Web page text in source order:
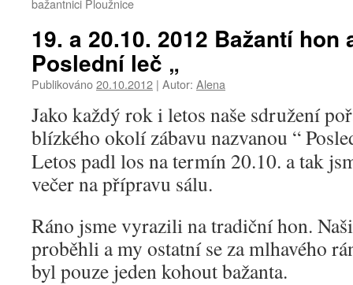
bažantnici Ploužnice
19. a 20.10. 2012 Bažantí hon
Poslední leč „
Publikováno20.10.2012 | Autor: Alena
Jako každý rok i letos naše sdružení
blízkého okolí zábavu nazvanou “
Letos padl los na termín 20.10. a tak
večer na přípravu sálu.
Ráno jsme vyrazili na tradiční hon.
proběhli a my ostatní se za mlhavého
byl pouze jeden kohout bažanta.